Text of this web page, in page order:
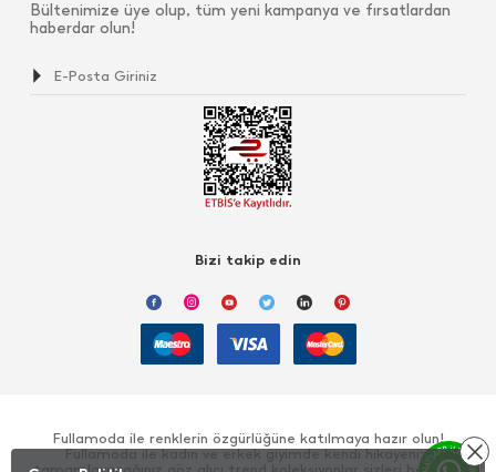
Bültenimize üye olup, tüm yeni kampanya ve fırsatlardan
haberdar olun!
Bizi takip edin
Fullamoda ile renklerin özgürlüğüne katılmaya hazır olun!
Fullamoda ile kadın ve erkek giyimde kendi hikayenizi